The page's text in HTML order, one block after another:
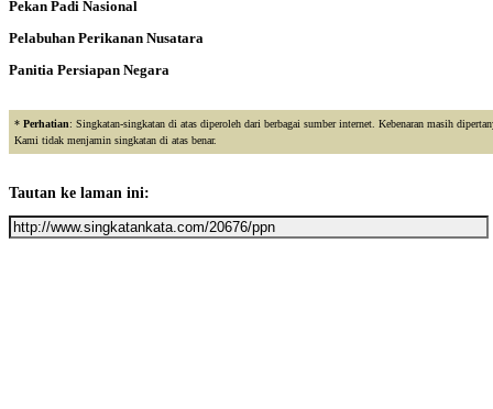
Pekan Padi Nasional
Pelabuhan Perikanan Nusatara
Panitia Persiapan Negara
* Perhatian: Singkatan-singkatan di atas diperoleh dari berbagai sumber internet. Kebenaran masih
Kami tidak menjamin singkatan di atas benar.
Tautan ke laman ini: